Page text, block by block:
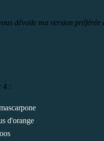
dévoile ma version préférée
4 :
d'orange